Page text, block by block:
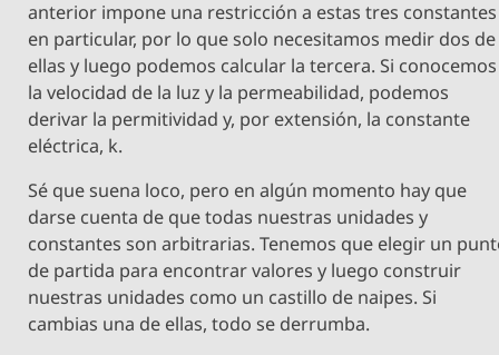
anterior impone una restricción a estas tres constantes
en particular, por lo que solo necesitamos medir dos de
ellas y luego podemos calcular la tercera. Si conocemos
la velocidad de la luz y la permeabilidad, podemos
derivar la permitividad y, por extensión, la constante
eléctrica, k.
Sé que suena loco, pero en algún momento hay que
darse cuenta de que todas nuestras unidades y
constantes son arbitrarias. Tenemos que elegir un
de partida para encontrar valores y luego construir
nuestras unidades como un castillo de naipes. Si
cambias una de ellas, todo se derrumba.